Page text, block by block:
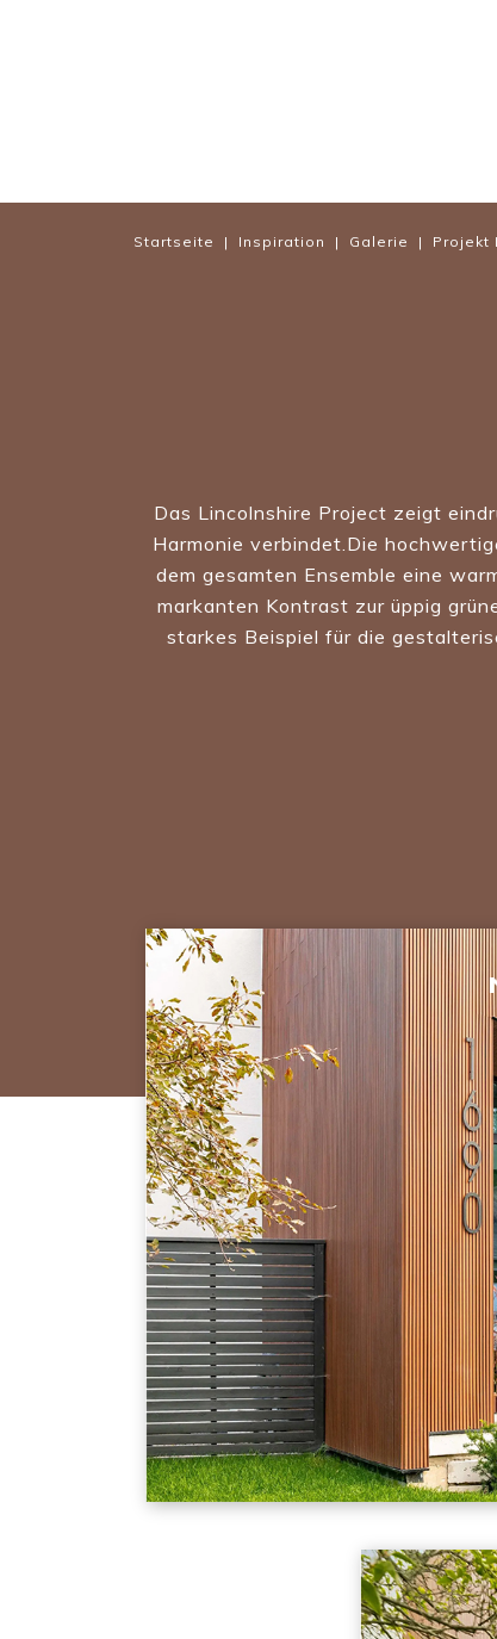
Startseite | Inspiration | Galerie | Projekt
Das Lincolnshire Project zeigt
Harmonie verbindet.Die
dem gesamten Ensemble eine
markanten Kontrast zur üppig
starkes Beispiel für die